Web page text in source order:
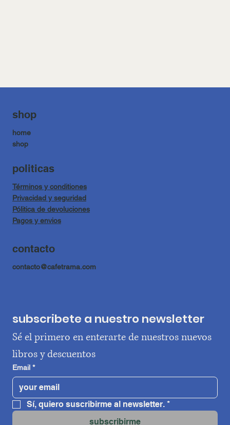
shop
home
shop
politicas
Términos y conditiones
Privacidad y seguridad
Pólitica de devoluciones
Pagos y envios
contacto
contacto@cafetrama.com
subscribete a nuestro newsletter
Sé el primero en enterarte de nuestros nuevos
libros y descuentos
Email *
Sí, quiero suscribirme al newsletter. *
subscribirme